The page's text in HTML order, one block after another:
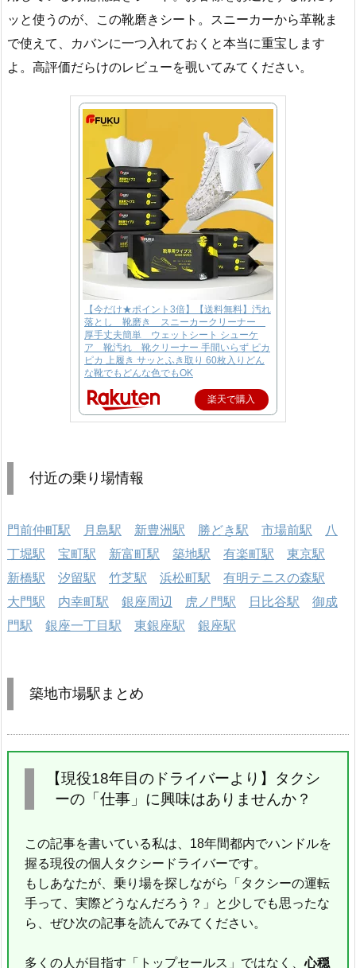
ッと使うのが、この靴磨きシート。スニーカーから革靴ま
で使えて、カバンに一つ入れておくと本当に重宝します
よ。高評価だらけのレビューを覗いてみてください。
【今だけ★ポイント3倍】【送料無料】汚れ
落とし 靴磨き スニーカークリーナー
厚手丈夫簡単 ウェットシート シューケ
ア 靴汚れ 靴クリーナー 手間いらず ピカ
ピカ 上履き サッとふき取り 60枚入りどん
な靴でもどんな色でもOK
楽天で購入
付近の乗り場情報
門前仲町駅 月島駅 新豊洲駅 勝どき駅 市場前駅
八
丁堀駅
宝町駅 新富町駅 築地駅 有楽町駅
東京駅
新橋駅
汐留駅 竹芝駅 浜松町駅
有明テニスの森駅
大門駅
内幸町駅 銀座周辺 虎ノ門駅 日比谷駅
御成
門駅
銀座一丁目駅 東銀座駅 銀座駅
築地市場駅まとめ
【現役18年目のドライバーより】タクシ
ーの「仕事」に興味はありませんか？
この記事を書いている私は、18年間都内でハンドルを
握る現役の個人タクシードライバーです。
もしあなたが、乗り場を探しながら「タクシーの運転
手って、実際どうなんだろう？」と少しでも思ったな
ら、ぜひ次の記事を読んでみてください。
多くの人が目指す「トップセールス」ではなく、心穏